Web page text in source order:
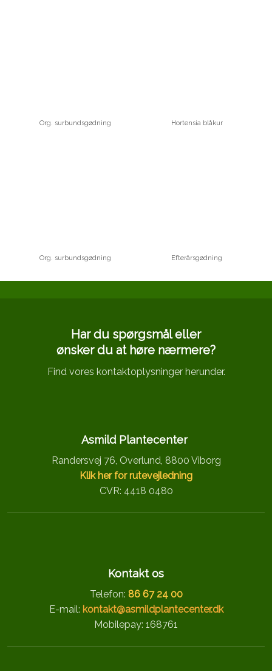
Org. surbundsgødning Hortensia blåkur
Org. surbundsgødning Efterårsgødning
Har du spørgsmål eller
​ønsker du at høre nærmere?
Find vores kontaktoplysninger herunder.
Asmild Plantecenter
Randersvej 76, Overlund, 8800 Viborg
Klik her for rutevejledning
CVR: 4418 0480
Kontakt os
Telefon: 86 67 24 00
E-mail: kontakt@asmildplantecenter.dk
Mobilepay: 168761